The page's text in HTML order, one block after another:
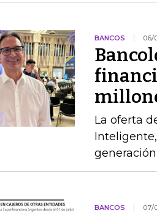
BANCOS 06/
La oferta
BANCOS 07/